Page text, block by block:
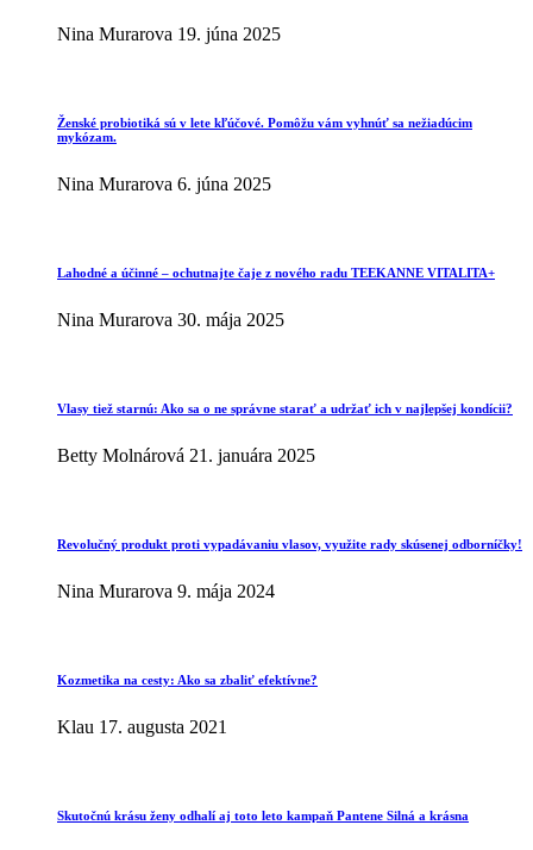
Nina Murarova 19. júna 2025
Ženské probiotiká sú v lete kľúčové. Pomôžu vám vyhnúť sa nežiadúcim
mykózam.
Nina Murarova 6. júna 2025
Lahodné a účinné – ochutnajte čaje z nového radu TEEKANNE VITALITA+
Nina Murarova 30. mája 2025
Vlasy tiež starnú: Ako sa o ne správne starať a udržať ich v najlepšej kondícii?
Betty Molnárová 21. januára 2025
Revolučný produkt proti vypadávaniu vlasov, využite rady skúsenej odborníčky!
Nina Murarova 9. mája 2024
Kozmetika na cesty: Ako sa zbaliť efektívne?
Klau 17. augusta 2021
Skutočnú krásu ženy odhalí aj toto leto kampaň Pantene Silná a krásna